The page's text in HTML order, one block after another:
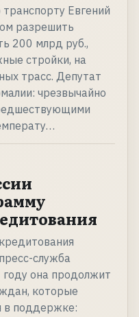
Евгений
разрешить
200 млрд руб.,
стройки, на
трасс. Депутат
чрезвычайно
служба
она продолжит
которые
в поддержке: